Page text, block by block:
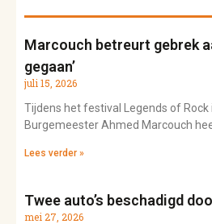
Marcouch betreurt gebrek
gegaan’
juli 15, 2026
Tijdens het festival Legends of
Burgemeester Ahmed Marcouch
Lees verder »
Twee auto’s beschadigd
mei 27, 2026